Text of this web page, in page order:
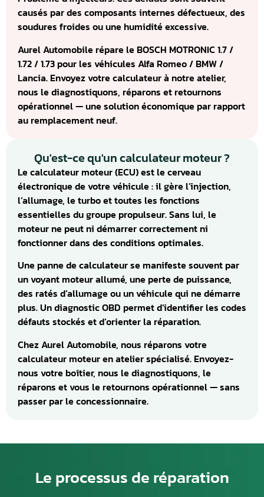
causés par des composants internes défectueux, des
soudures froides ou une humidité excessive.
Aurel Automobile répare le BOSCH MOTRONIC 1.7 /
1.72 / 1.73 pour les véhicules Alfa Romeo / BMW /
Lancia. Envoyez votre calculateur à notre atelier,
nous le diagnostiquons, réparons et retournons
opérationnel — une solution économique par rapport
au remplacement neuf.
Qu'est-ce qu'un calculateur moteur ?
Le calculateur moteur (ECU) est le cerveau
électronique de votre véhicule : il gère l’injection,
l’allumage, le turbo et toutes les fonctions
essentielles du groupe propulseur. Sans lui, le
moteur ne peut ni démarrer correctement ni
fonctionner dans des conditions optimales.
Une panne de calculateur se manifeste souvent par
un voyant moteur allumé, une perte de puissance,
des ratés d’allumage ou un véhicule qui ne démarre
plus. Un diagnostic OBD permet d’identifier les codes
défauts stockés et d’orienter la réparation.
Chez Aurel Automobile, nous réparons votre
calculateur moteur en atelier spécialisé. Envoyez-
nous votre boîtier, nous le diagnostiquons, le
réparons et vous le retournons opérationnel — sans
passer par le concessionnaire.
Le processus de réparation